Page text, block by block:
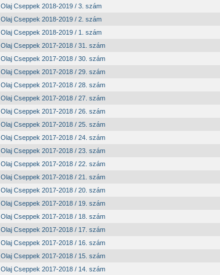
Olaj Cseppek 2018-2019 / 3. szám
Olaj Cseppek 2018-2019 / 2. szám
Olaj Cseppek 2018-2019 / 1. szám
Olaj Cseppek 2017-2018 / 31. szám
Olaj Cseppek 2017-2018 / 30. szám
Olaj Cseppek 2017-2018 / 29. szám
Olaj Cseppek 2017-2018 / 28. szám
Olaj Cseppek 2017-2018 / 27. szám
Olaj Cseppek 2017-2018 / 26. szám
Olaj Cseppek 2017-2018 / 25. szám
Olaj Cseppek 2017-2018 / 24. szám
Olaj Cseppek 2017-2018 / 23. szám
Olaj Cseppek 2017-2018 / 22. szám
Olaj Cseppek 2017-2018 / 21. szám
Olaj Cseppek 2017-2018 / 20. szám
Olaj Cseppek 2017-2018 / 19. szám
Olaj Cseppek 2017-2018 / 18. szám
Olaj Cseppek 2017-2018 / 17. szám
Olaj Cseppek 2017-2018 / 16. szám
Olaj Cseppek 2017-2018 / 15. szám
Olaj Cseppek 2017-2018 / 14. szám